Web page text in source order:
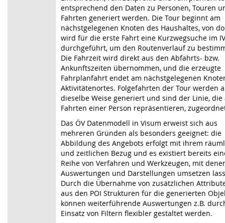
entsprechend den Daten zu Personen, Touren
Fahrten generiert werden. Die Tour beginnt am
nächstgelegenen Knoten des Haushaltes, von
wird für die erste Fahrt eine Kurzwegsuche im
durchgeführt, um den Routenverlauf zu
Die Fahrzeit wird direkt aus den Abfahrts- bzw.
Ankunftszeiten übernommen, und die erzeugte
Fahrplanfahrt endet am nächstgelegenen
Aktivitätenortes. Folgefahrten der Tour werden
dieselbe Weise generiert und sind der Linie, die
Fahrten einer Person repräsentieren,
Das ÖV Datenmodell in Visum erweist sich aus
mehreren Gründen als besonders geeignet: die
Abbildung des Angebots erfolgt mit ihrem
und zeitlichen Bezug und es existiert bereits
Reihe von Verfahren und Werkzeugen, mit
Auswertungen und Darstellungen umsetzen
Durch die Übernahme von zusätzlichen
aus den POI Strukturen für die generierten
können weiterführende Auswertungen z.B.
Einsatz von Filtern flexibler gestaltet werden.